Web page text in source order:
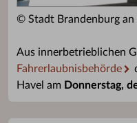
© Stadt Brandenburg an
Aus innerbetrieblichen
Fahrerlaubnisbehörde
Havel am Donnerstag,